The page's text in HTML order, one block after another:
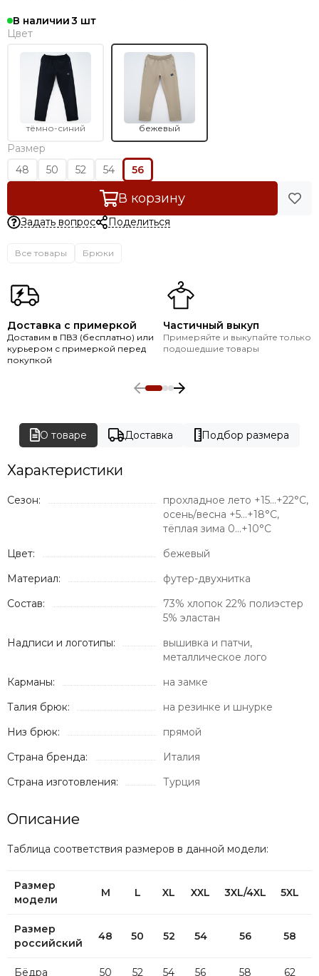
В наличии3
Цвет
тёмно-синий бежевый
Размер
48
50 52 54 56
В корзину
Задать вопрос Поделиться
Все товары Брюки
Доставка с примеркой
Доставим в ПВЗ (бесплатно) или
курьером с примеркой перед
покупкой
Частичный выкуп
Примеряйте и выкупайте только
подошедшие товары
О товаре Доставка Подбор размера
Характеристики
Сезон:
прохладное лето +15...+22°C,
осень/весна +5...+18°C,
тёплая зима 0...+10°C
Цвет:
бежевый
Материал:
футер-двухнитка
Состав:
73% хлопок 22% полиэстер
5% эластан
Надписи и логотипы:
вышивка и патчи,
металлическое лого
Карманы:
на замке
Талия брюк:
на резинке и шнурке
Низ брюк:
прямой
Страна бренда:
Италия
Страна изготовления:
Турция
Описание
Таблица соответствия размеров в данной модели:
Размер
модели
M L XL XXL 3XL/4XL 5XL
Размер
российский
48 50 52 54 56 58
Бёдра 50 52 54 56 58 62